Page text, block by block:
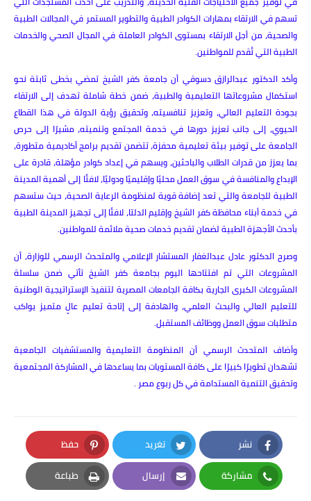
تسهم في الارتقاء بمهارات الكوادر الطبية والتطوير المستمر في المجالات الطبية
والصحية، من أجل الارتقاء بمستوى الكوادر العاملة في المجال الصحي والخدمات
الطبية التي تُقدم للمواطنين.
وأكد الدكتور عبدالرازق دسوقي أن جامعة كفر الشيخ تمضي بخطى ثابتة نحو
استكمال مشروعاتها التعليمية والطبية، ضمن خطة شاملة تهدف إلى الارتقاء
بجودة التعليم العالي، وتعزيز تنافسيته، وتحقيق رؤية الدولة في هذا القطاع
الحيوي، إلى جانب تعزيز دورها في خدمة المجتمع وتنميته، مشيرًا إلى حرص
الجامعة على توفير بيئة تعليمية محفزة، تتضمن تقديم برامج أكاديمية متطورة،
بما يعزز من قدرات الطلاب والباحثين، ويسهم في إعداد كوادر مؤهلة، قادرة على
الإبداع والمنافسة في سوق العمل محليًا وإقليميًا ودوليًا، لافتًا إلى أهمية المدينة
الطبية للجامعة والتي تعد إضافة قوية لمنظومة الرعاية الصحية، حيث ستسهم
في خدمة أبناء محافظة كفر الشيخ وإقليم الدلتا، لافتًا إلى تجهيز المدينة الطبية
بأحدث الأجهزة الطبية لضمان تقديم خدمات صحية ملائمة للمواطنين.
وصرح الدكتور عادل عبدالغفار المستشار الإعلامي والمتحدث الرسمي للوزارة، أن
المشروعات التي تم افتتاحها اليوم بجامعة كفر الشيخ تأتي ضمن سلسلة
المشروعات الكبرى الجارية بكافة الجامعات المصرية لتنفيذ الإستراتيجية الوطنية
للتعليم العالي والبحث العلمي، والهادفة إلى إتاحة تعليم عالٍ متميز يواكب
متطلبات سوق العمل ووظائف المستقبل.
وأضاف المتحدث الرسمي أن المنظومة التعليمية والمستشفيات الجامعية
تشهدان تطويرًا كبيرًا على كافة المستويات بما يساعدها في المشاركة المجتمعية
وتحقيق التنمية المستدامة في كل ربوع مصر .
نشر
Facebook
تغريد
Twitter
حفظ
Pinterest
مشاركة
Whatsapp
إرسال
Email
طباعة
Print